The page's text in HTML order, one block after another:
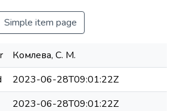
Simple item page
Комлева, С. М.
2023-06-28T09:01:22Z
2023-06-28T09:01:22Z